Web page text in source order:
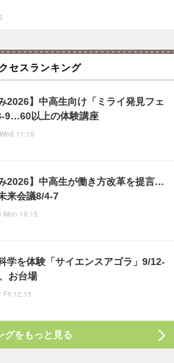
セスランキング
2026】中高生向け「ミライ発見フェ
9…60以上の体験講座
11:15
2026】中高生が働き方改革を提言…
来会議8/4-7
Mon 19:15
学を体験「サイエンスアゴラ」9/12-
お台場
Fri 12:15
グをもっと見る